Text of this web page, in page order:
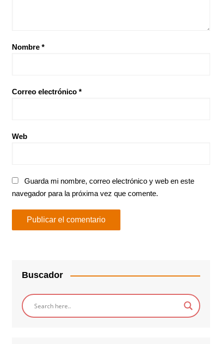
Nombre *
Correo electrónico *
Web
Guarda mi nombre, correo electrónico y web en este
navegador para la próxima vez que comente.
Buscador